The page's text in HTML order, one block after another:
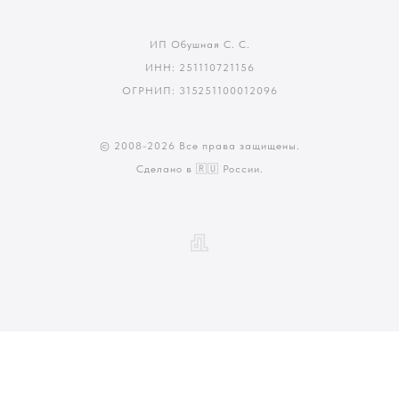
ИП Обушная С. С.
ИНН: 251110721156
ОГРНИП: 315251100012096
© 2008-2026 Все права защищены.
Сделано в 🇷🇺 России.